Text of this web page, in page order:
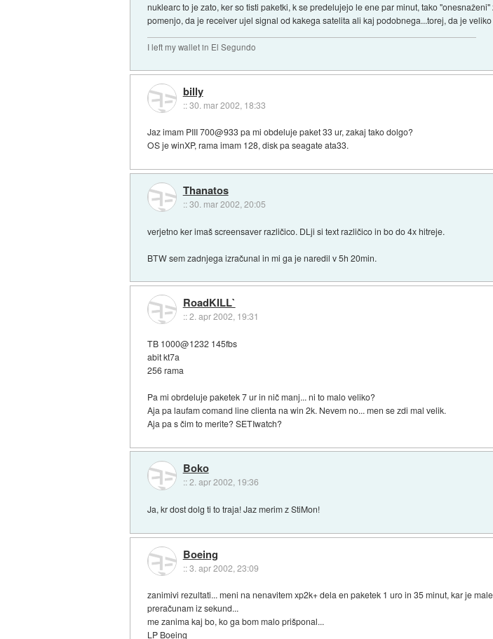
nuklearc to je zato, ker so tisti paketki, k se predelujejo le ene par minut, tako
pomenjo, da je receiver ujel signal od kakega satelita ali kaj podobnega...torej, da je
I left my wallet in El Segundo
billy
::30. mar 2002, 18:33
Jaz imam PIII 700@933 pa mi obdeluje paket 33 ur, zakaj tako dolgo?
OS je winXP, rama imam 128, disk pa seagate ata33.
Thanatos
::30. mar 2002, 20:05
verjetno ker imaš screensaver različico. DLji si text različico in bo do 4x hitreje.
BTW sem zadnjega izračunal in mi ga je naredil v 5h 20min.
RoadKILL`
::2. apr 2002, 19:31
TB 1000@1232 145fbs
abit kt7a
256 rama
Pa mi obrdeluje paketek 7 ur in nič manj... ni to malo veliko?
Aja pa laufam comand line clienta na win 2k. Nevem no... men se zdi mal velik.
Aja pa s čim to merite? SETIwatch?
Boko
::2. apr 2002, 19:36
Ja, kr dost dolg ti to traja! Jaz merim z StiMon!
Boeing
::3. apr 2002, 23:09
zanimivi rezultati... meni na nenavitem xp2k+ dela en paketek 1 uro in 35 minut, kar je
preračunam iz sekund...
me zanima kaj bo, ko ga bom malo prišponal...
LP Boeing